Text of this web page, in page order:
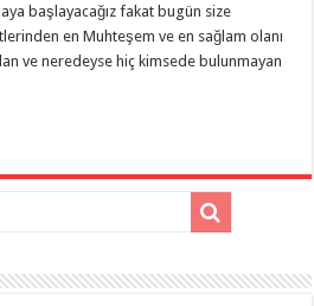
başlayacağız fakat bugün size
en Muhteşem ve en sağlam olanı
ve neredeyse hiç kimsede bulunmayan